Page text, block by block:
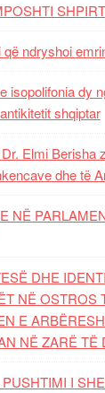
që ndryshoi
isopolifonia dy
shqiptar
Elmi Berisha
dhe të
NË
DHE
NË OSTROS
E
NË ZARË TË
I